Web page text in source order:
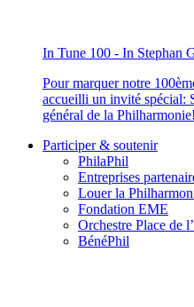
In Tune 100 - In Stephan
Pour marquer notre
accueilli un invité spécial:
général de la Philharmonie!
Participer & soutenir
PhilaPhil
Entreprises
Louer la
Fondation EME
Orchestre Place de
BénéPhil